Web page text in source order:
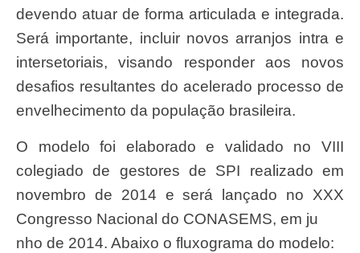
devendo atuar de forma articulada e integrada.
Será importante, incluir novos arranjos intra e
intersetoriais, visando responder aos novos
desafios resultantes do acelerado processo de
envelhecimento da população brasileira.
O modelo foi elaborado e validado no VIII
colegiado de gestores de SPI realizado em
novembro de 2014 e será lançado no XXX
Congresso Nacional do CONASEMS, em ju
nho de 2014. Abaixo o fluxograma do modelo: